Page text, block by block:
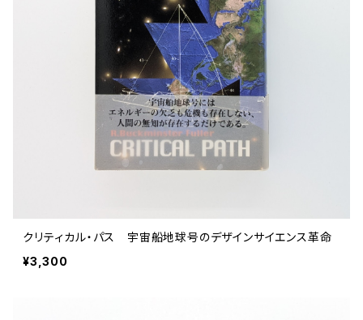
クリティカル・パス 宇宙船地球号のデザインサイエンス革命
¥3,300